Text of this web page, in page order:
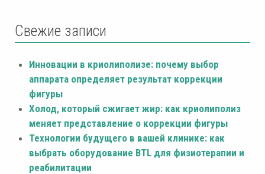
Свежие записи
Инновации в криолиполизе: почему выбор
аппарата определяет результат коррекции
фигуры
Холод, который сжигает жир: как криолиполиз
меняет представление о коррекции фигуры
Технологии будущего в вашей клинике: как
выбрать оборудование BTL для физиотерапии и
реабилитации